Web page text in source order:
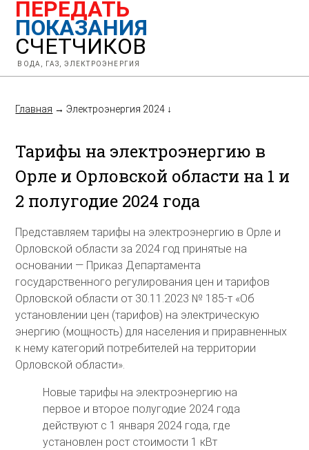
ПЕРЕДАТЬ
ПОКАЗАНИЯ
СЧЕТЧИКОВ
ВОДА, ГАЗ, ЭЛЕКТРОЭНЕРГИЯ
Главная →Электроэнергия 2024 ↓
Тарифы на электроэнергию в
Орле и Орловской области на 1 и
2 полугодие 2024 года
Представляем тарифы на электроэнергию в Орле и
Орловской области за 2024 год принятые на
основании — Приказ Департамента
государственного регулирования цен и тарифов
Орловской области от 30.11.2023 № 185-т «Об
установлении цен (тарифов) на электрическую
энергию (мощность) для населения и приравненных
к нему категорий потребителей на территории
Орловской области».
Новые тарифы на электроэнергию на
первое и второе полугодие 2024 года
действуют с 1 января 2024 года, где
установлен рост стоимости 1 кВт